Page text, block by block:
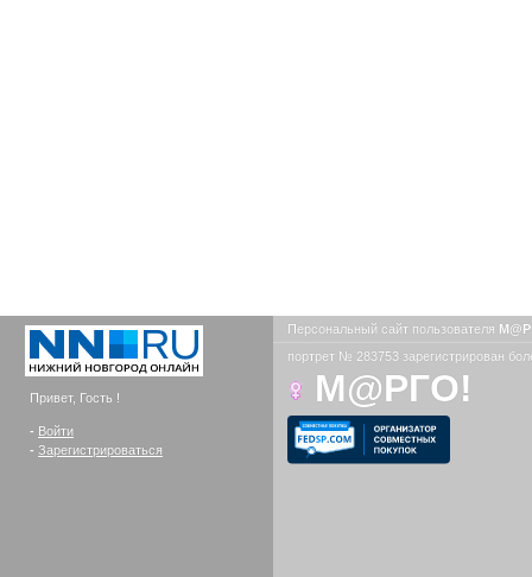
Привет, Гость !
- Войти
- Зарегистрироваться
Персональный сайт пользователя
портрет № 283753 зарегистрирован
М@РГО!